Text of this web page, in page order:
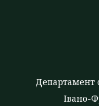
Департамент
Івано-